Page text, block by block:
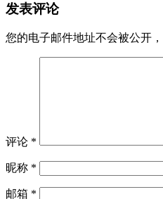
发表评论
您的电子邮件地址不会被公开，
评论 *
昵称 *
邮箱 *